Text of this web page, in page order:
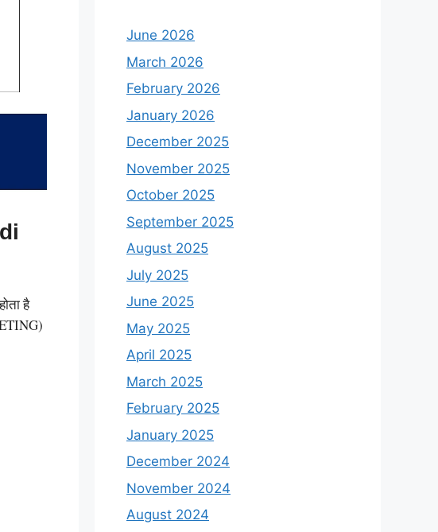
है
June 2026
March 2026
February 2026
January 2026
December 2025
November 2025
October 2025
September 2025
August 2025
July 2025
June 2025
May 2025
April 2025
March 2025
February 2025
January 2025
December 2024
November 2024
August 2024